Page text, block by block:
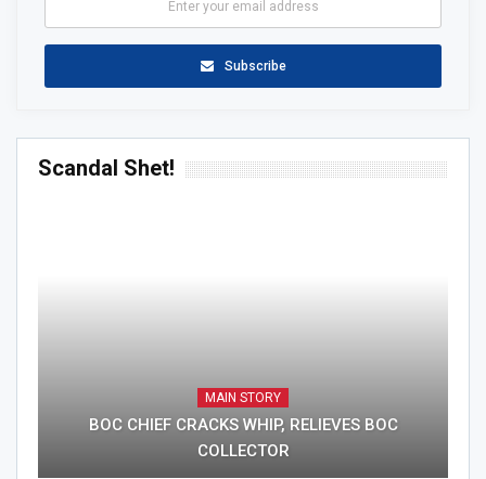
Subscribe
Scandal Shet!
MAIN STORY
BOC CHIEF CRACKS WHIP, RELIEVES BOC
COLLECTOR